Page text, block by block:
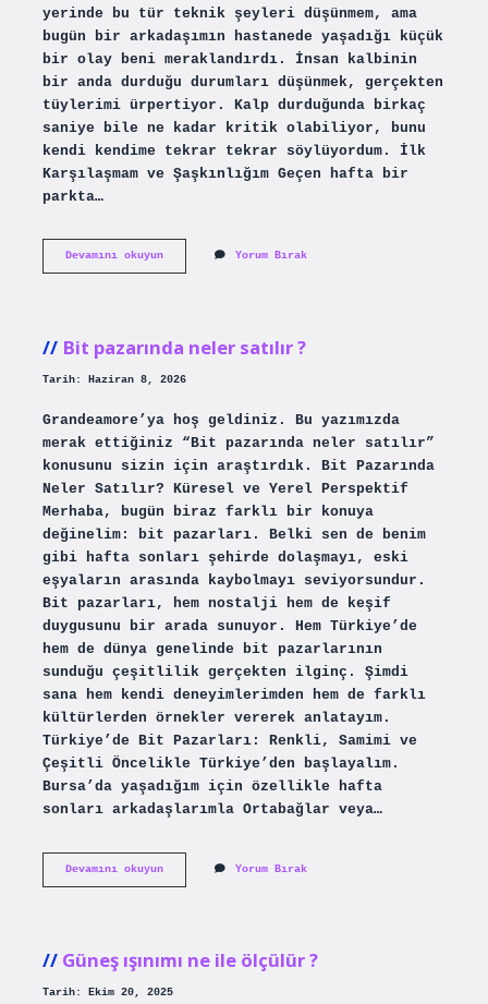
yerinde bu tür teknik şeyleri düşünmem, ama
bugün bir arkadaşımın hastanede yaşadığı küçük
bir olay beni meraklandırdı. İnsan kalbinin
bir anda durduğu durumları düşünmek, gerçekten
tüylerimi ürpertiyor. Kalp durduğunda birkaç
saniye bile ne kadar kritik olabiliyor, bunu
kendi kendime tekrar tekrar söylüyordum. İlk
Karşılaşmam ve Şaşkınlığım Geçen hafta bir
parkta…
Devamını okuyunDefibrilatör
kaç
Yorum Bırak
Bit pazarında neler satılır ?
Tarih: Haziran 8, 2026
Grandeamore’ya hoş geldiniz. Bu yazımızda
merak ettiğiniz “Bit pazarında neler satılır”
konusunu sizin için araştırdık. Bit Pazarında
Neler Satılır? Küresel ve Yerel Perspektif
Merhaba, bugün biraz farklı bir konuya
değinelim: bit pazarları. Belki sen de benim
gibi hafta sonları şehirde dolaşmayı, eski
eşyaların arasında kaybolmayı seviyorsundur.
Bit pazarları, hem nostalji hem de keşif
duygusunu bir arada sunuyor. Hem Türkiye’de
hem de dünya genelinde bit pazarlarının
sunduğu çeşitlilik gerçekten ilginç. Şimdi
sana hem kendi deneyimlerimden hem de farklı
kültürlerden örnekler vererek anlatayım.
Türkiye’de Bit Pazarları: Renkli, Samimi ve
Çeşitli Öncelikle Türkiye’den başlayalım.
Bursa’da yaşadığım için özellikle hafta
sonları arkadaşlarımla Ortabağlar veya…
Devamını okuyunBit
Yorum Bırak
Güneş ışınımı ne ile ölçülür ?
Tarih: Ekim 20, 2025